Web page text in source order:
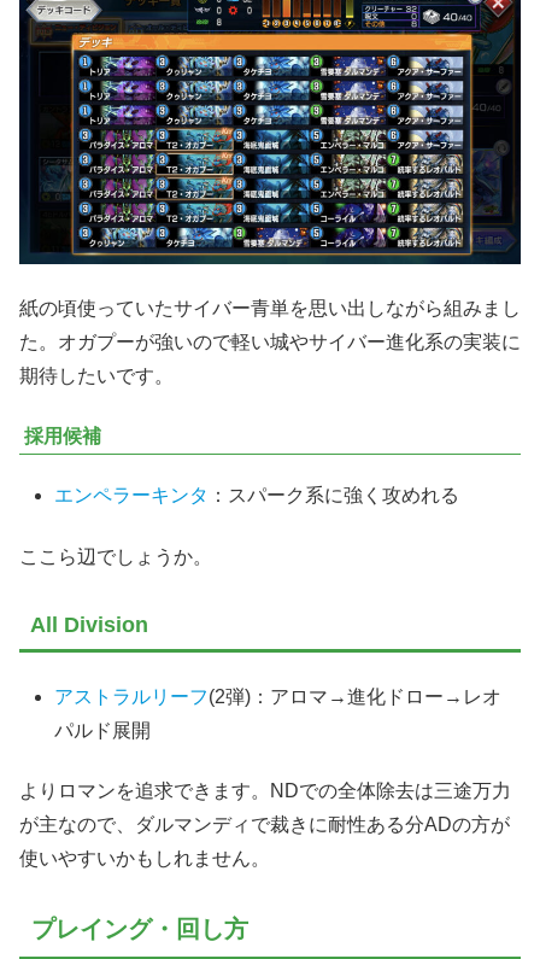
紙の頃使っていたサイバー青単を思い出しながら組みまし
た。オガプーが強いので軽い城やサイバー進化系の実装に
期待したいです。
採用候補
エンペラーキンタ ：スパーク系に強く攻めれる
ここら辺でしょうか。
All Division
アストラルリーフ(2弾)：アロマ→進化ドロー→レオ
パルド展開
よりロマンを追求できます。NDでの全体除去は三途万力
が主なので、ダルマンディで裁きに耐性ある分ADの方が
使いやすいかもしれません。
プレイング・回し方